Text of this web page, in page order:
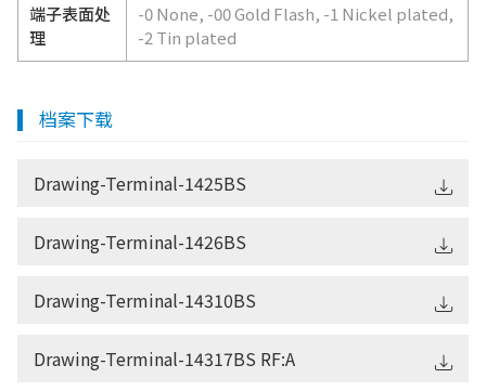
端子表面处
理
-0 None, -00 Gold Flash, -1 Nickel plated,
-2 Tin plated
档案下载
Drawing-Terminal-1425BS
Drawing-Terminal-1426BS
Drawing-Terminal-14310BS
Drawing-Terminal-14317BS RF:A